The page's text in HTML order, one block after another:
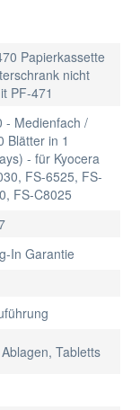
Papierkassette
nicht
PF-471
- Medienfach /
Blätter in 1
- für Kyocera
FS-6525, FS-
FS-C8025
In Garantie
Tabletts